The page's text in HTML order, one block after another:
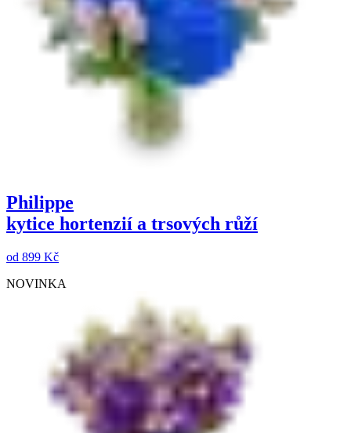
Philippe
kytice hortenzií a trsových růží
od 899 Kč
NOVINKA